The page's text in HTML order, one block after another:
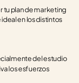
tu plan de marketing
en los distintos
del estudio
los esfuerzos